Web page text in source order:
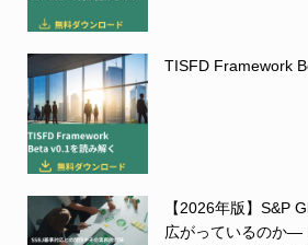
TISFD Framework
【2026年版】S&P
広がっているのか―